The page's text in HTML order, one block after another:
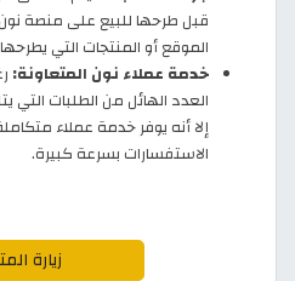
قبل طرحها للبيع على منصة
الموقع أو المنتجات التي
خدمة عملاء نون المتعاونة:
العدد الهائل من الطلبات التي
إلا أنه يوفر خدمة عملاء
الاستفسارات بسرعة كبيرة.
زيارة